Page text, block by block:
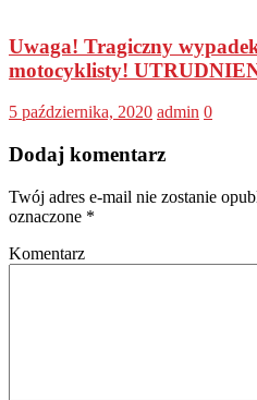
Uwaga! Tragiczny
motocyklisty!
5 października, 2020 admin 0
Dodaj komentarz
Twój adres e-mail nie zostanie
oznaczone *
Komentarz